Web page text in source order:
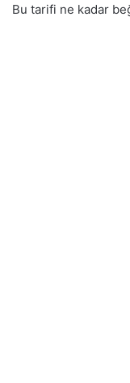
Bu tarifi ne kadar